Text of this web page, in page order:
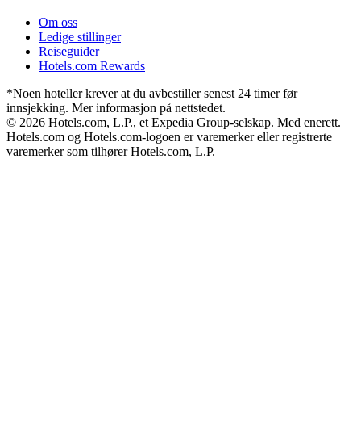
Om oss
Ledige stillinger
Reiseguider
Hotels.com Rewards
*Noen hoteller krever at du avbestiller senest 24 timer før
innsjekking. Mer informasjon på nettstedet.
© 2026 Hotels.com, L.P., et Expedia Group-selskap. Med enerett.
Hotels.com og Hotels.com-logoen er varemerker eller registrerte
varemerker som tilhører Hotels.com, L.P.